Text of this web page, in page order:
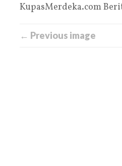
KupasMerdeka.com
← Previous image